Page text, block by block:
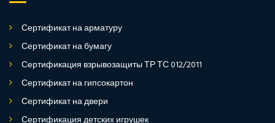
Сертификат на арматуру
Сертификат на бумагу
Сертификация взрывозащиты ТР ТС 012/2011
Сертификат на гипсокартон
Сертификат на двери